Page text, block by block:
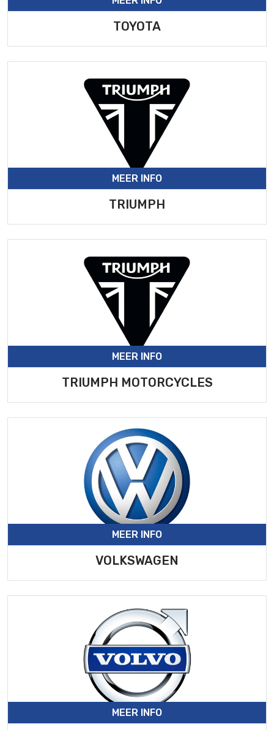
TOYOTA
MEER INFO
TRIUMPH
MEER INFO
TRIUMPH MOTORCYCLES
MEER INFO
VOLKSWAGEN
MEER INFO